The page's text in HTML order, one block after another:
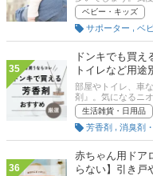
す。これから赤ち
なにもできなくな
育児中の手首の負
介します。先輩マ
対処法も解説して
産をひかえている
ベビー・キッズ
サポーター ベ
35
ドンキでも買え
トイレなど用途
部屋やトイレ、車
剤』。気になるニ
えている方も多い
多いので、どの商
の記事では、芳香
ンキでも買えるア
くださいね。
生活雑貨・日用品
芳香剤
36
赤ちゃん用ドア
らない】引き戸